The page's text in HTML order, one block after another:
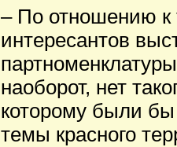
– По отношению к
интересантов
наоборот, нет
которому были
темы красного